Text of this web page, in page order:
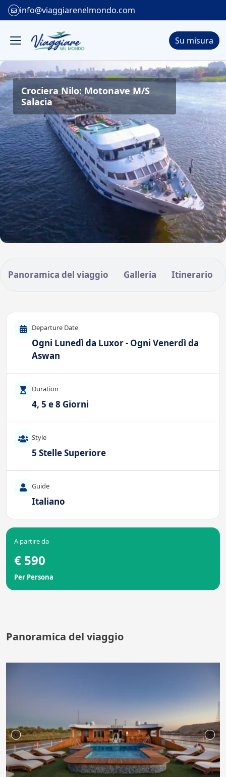
info@viaggiarenelmondo.com
Su misura
Crociera Nilo: Motonave M/S
Salacia
Panoramica del viaggio Galleria Itinerario
Departure Date
Ogni Lunedì da Luxor - Ogni Venerdì da
Aswan
Duration
4, 5 e 8 Giorni
Style
5 Stelle Superiore
Guide
Italiano
A partire da
€ 590
Per Persona
Panoramica del viaggio